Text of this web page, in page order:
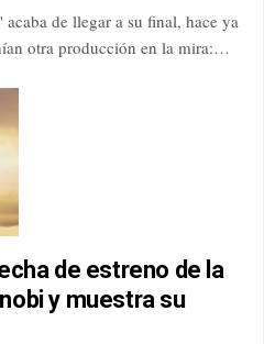
de llegar a su final, hace ya
otra producción en la mira:…
de estreno de la
y muestra su